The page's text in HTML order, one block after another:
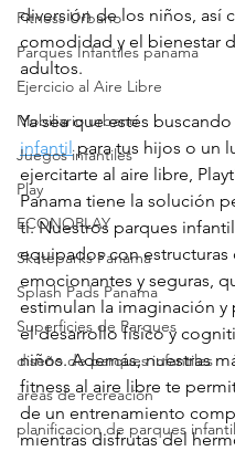
Fitness Urbano
Parques Infantiles panama
Ejercicio al Aire Libre
Mobiliario urbano
Juegos infantiles
Play
ECONOPLAY
Skateparks Panama
Splash Pads Panama
Superficies de Parques
diseño de parques infantiles
areas de recreación
planificacion de parques
diversión de los niños, así
comodidad y el bienestar
adultos.
Ya sea que estés buscando
infantil para tus hijos o un
ejercitarte al aire libre,
Panama tiene la solución
ti. Nuestros parques
equipados con estructuras
emocionantes y seguras,
estimulan la imaginación y
el desarrollo físico y
niños. Además, nuestras
fitness al aire libre te
de un entrenamiento
mientras disfrutas del